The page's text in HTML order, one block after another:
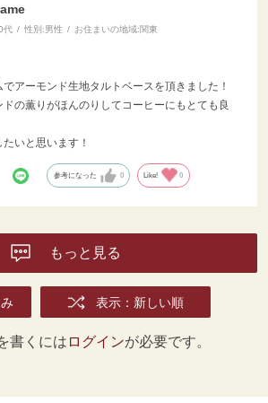
代 性別:男性 お住まいの地域:関東
アーモンド生地タルトベースを頂きました！
の薫りがほんのりしてコーヒーにもとても良
いと思います！
参考になった 0 Like! 0
もっと見る
表示：新しい順
書くには ログインが必要です。